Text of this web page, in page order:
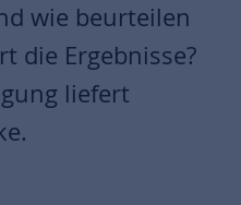
wie beurteilen
die Ergebnisse?
liefert